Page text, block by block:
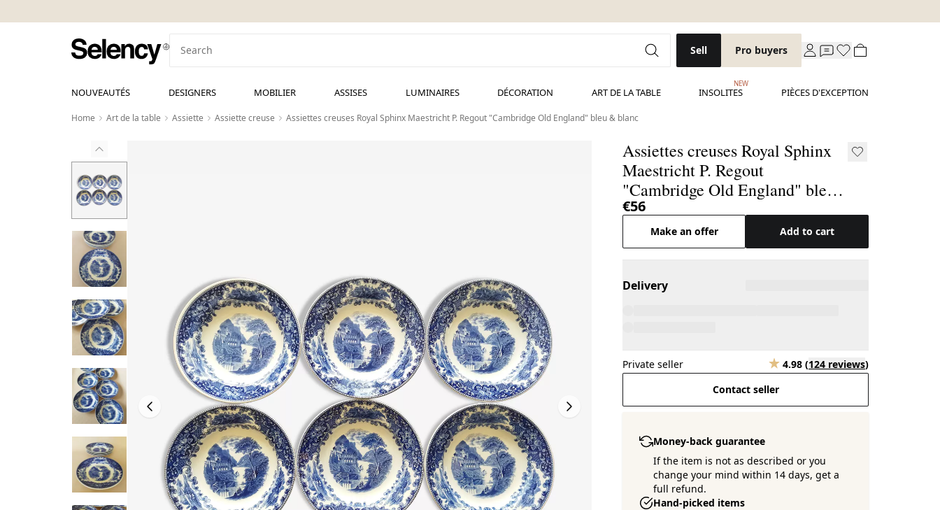
Sell Pro buyers
NOUVEAUTÉS DESIGNERS MOBILIER ASSISES LUMINAIRES DÉCORATION ART DE LA TABLE INSOLITES
NEW
PIÈCES D'EXCEPTION
Home Art de la table Assiette Assiette creuse Assiettes creuses Royal Sphinx Maestricht P. Regout "Cambridge Old England" bleu & blanc
Assiettes creuses Royal Sphinx
Maestricht P. Regout
"Cambridge Old England" bleu
& blanc
€56
Make an offer Add to cart
Delivery
Private seller 4.98 (124 reviews)
Contact seller
Money-back guarantee
If the item is not as described or you
change your mind within 14 days, get a
full refund.
Hand-picked items